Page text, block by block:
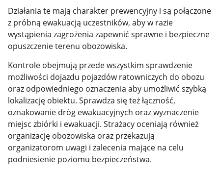
Działania te mają charakter prewencyjny i są połączone
z próbną ewakuacją uczestników, aby w razie
wystąpienia zagrożenia zapewnić sprawne i bezpieczne
opuszczenie terenu obozowiska.
Kontrole obejmują przede wszystkim sprawdzenie
możliwości dojazdu pojazdów ratowniczych do obozu
oraz odpowiedniego oznaczenia aby umożliwić szybką
lokalizację obiektu. Sprawdza się też łączność,
oznakowanie dróg ewakuacyjnych oraz wyznaczenie
miejsc zbiórki i ewakuacji. Strażacy oceniają również
organizację obozowiska oraz przekazują
organizatorom uwagi i zalecenia mające na celu
podniesienie poziomu bezpieczeństwa.